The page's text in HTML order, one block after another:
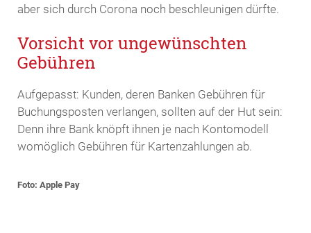
aber sich durch Corona noch beschleunigen dürfte.
Vorsicht vor ungewünschten
Gebühren
Aufgepasst: Kunden, deren Banken Gebühren für
Buchungsposten verlangen, sollten auf der Hut sein:
Denn ihre Bank knöpft ihnen je nach Kontomodell
womöglich Gebühren für Kartenzahlungen ab.
Foto: Apple Pay